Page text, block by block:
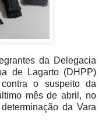
da Delegacia
de Lagarto (DHPP)
o suspeito da
mês de abril, no
da Vara